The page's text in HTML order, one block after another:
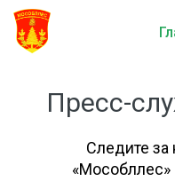
Пресс-
Следите
«Мособллес»